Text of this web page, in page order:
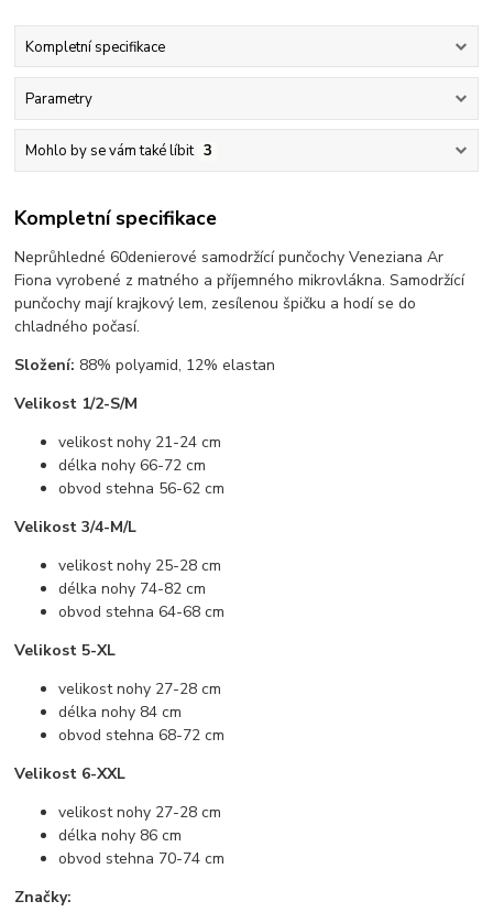
Kompletní specifikace
Parametry
Mohlo by se vám také líbit 3
Kompletní specifikace
Neprůhledné 60denierové samodržící punčochy Veneziana Ar
Fiona vyrobené z matného a příjemného mikrovlákna. Samodržící
punčochy mají krajkový lem, zesílenou špičku a hodí se do
chladného počasí.
Složení: 88% polyamid, 12% elastan
Velikost 1/2-S/M
velikost nohy 21-24 cm
délka nohy 66-72 cm
obvod stehna 56-62 cm
Velikost 3/4-M/L
velikost nohy 25-28 cm
délka nohy 74-82 cm
obvod stehna 64-68 cm
Velikost 5-XL
velikost nohy 27-28 cm
délka nohy 84 cm
obvod stehna 68-72 cm
Velikost 6-XXL
velikost nohy 27-28 cm
délka nohy 86 cm
obvod stehna 70-74 cm
Značky: